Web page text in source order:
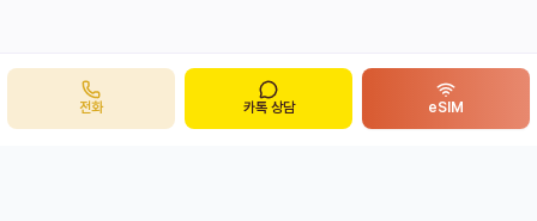
전화 카톡 상담 eSIM